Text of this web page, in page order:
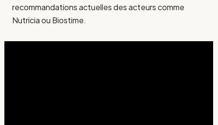
recommandations actuelles des acteurs comme
Nutricia ou Biostime.